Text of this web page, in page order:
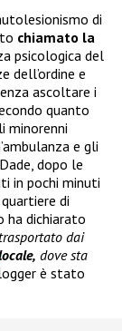
di
chiamato la
psicologica del
dell’ordine e
ascoltare i
quanto
minorenni
e gli
dopo le
in pochi minuti
di
ha dichiarato
dai
dove sta
è stato